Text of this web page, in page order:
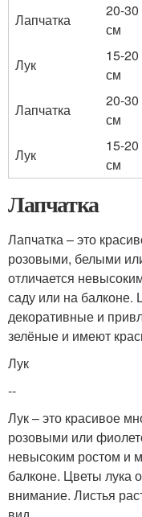
Лапчатка
20-30
см
Лук
15-20
см
Лапчатка
20-30
см
Лук
15-20
см
Лапчатка
Лапчатка – это
розовыми, белыми
отличается
саду или на балконе.
декоративные и
зелёные и имеют
Лук
--
Лук – это красивое
розовыми или
невысоким ростом и
балконе. Цветы лука
внимание. Листья